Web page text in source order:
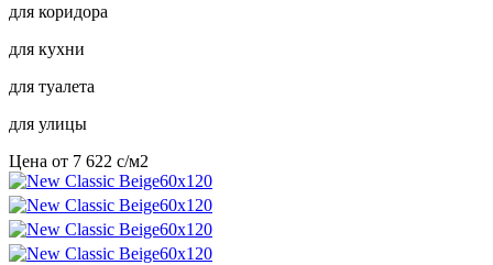
для коридора
для кухни
для туалета
для улицы
Цена от 7 622 c/м2